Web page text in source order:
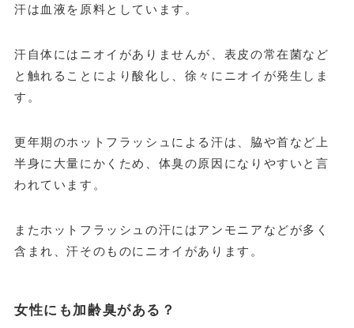
汗は血液を原料としています。
汗自体にはニオイがありませんが、表皮の常在菌など
と触れることにより酸化し、徐々にニオイが発生しま
す。
更年期のホットフラッシュによる汗は、脇や首など上
半身に大量にかくため、体臭の原因になりやすいと言
われています。
またホットフラッシュの汗にはアンモニアなどが多く
含まれ、汗そのものにニオイがあります。
女性にも加齢臭がある？